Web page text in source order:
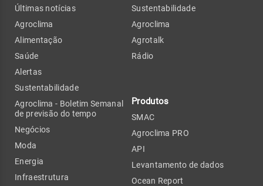
Últimas notícias
Agroclima
Alimentação
Saúde
Alertas
Sustentabilidade
Agroclima - Boletim Semanal
de previsão do tempo
Negócios
Moda
Energia
Infraestrutura
Sustentabilidade
Agroclima
Agrotalk
Rádio
Produtos
SMAC
Agroclima PRO
API
Levantamento de dados
Ocean Report